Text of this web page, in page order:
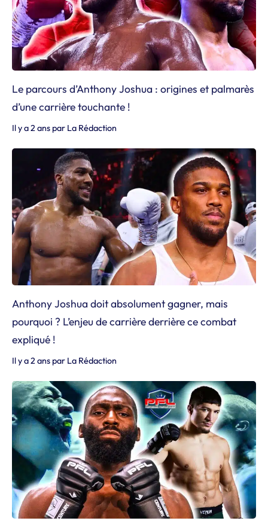
Le parcours d’Anthony Joshua : origines et palmarès
d’une carrière touchante !
Il y a 2 ans par La Rédaction
Anthony Joshua doit absolument gagner, mais
pourquoi ? L’enjeu de carrière derrière ce combat
expliqué !
Il y a 2 ans par La Rédaction